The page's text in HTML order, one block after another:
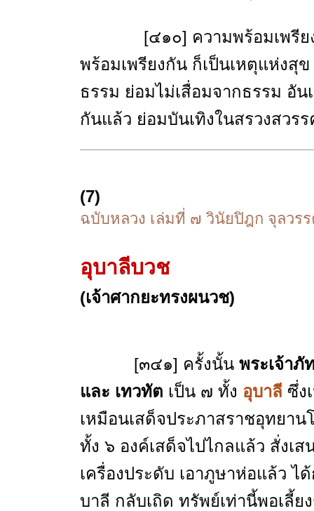
[๔๑๐] ความพร้อมเพรียงข
พร้อมเพรียงกัน ก็เป็นเหตุแห่งสุ
ธรรม ย่อมไม่เสื่อมจากธรรม อั
กันแล้ว ย่อมบันเทิงในสรวงสวร
(7)
ฉบับหลวง เล่มที่ ๗ วินัยปิฎก จุลวร
อุบาลีบวช
(เจ้าศากยะทรงผนวช)
[๓๔๑] ครั้งนั้น พระเจ้า
และ เทวทัต เป็น ๗ ทั้ง อุบาลี ซึ่ง
เหมือนเสด็จประภาสราชอุทยา
ทั้ง ๖ องค์เสด็จไปไกลแล้ว สั่งเ
เครื่องประดับ เอาภูษาห่อแล้ว
บาลี กลับเถิด ทรัพย์เท่านี้พอเลี้ย